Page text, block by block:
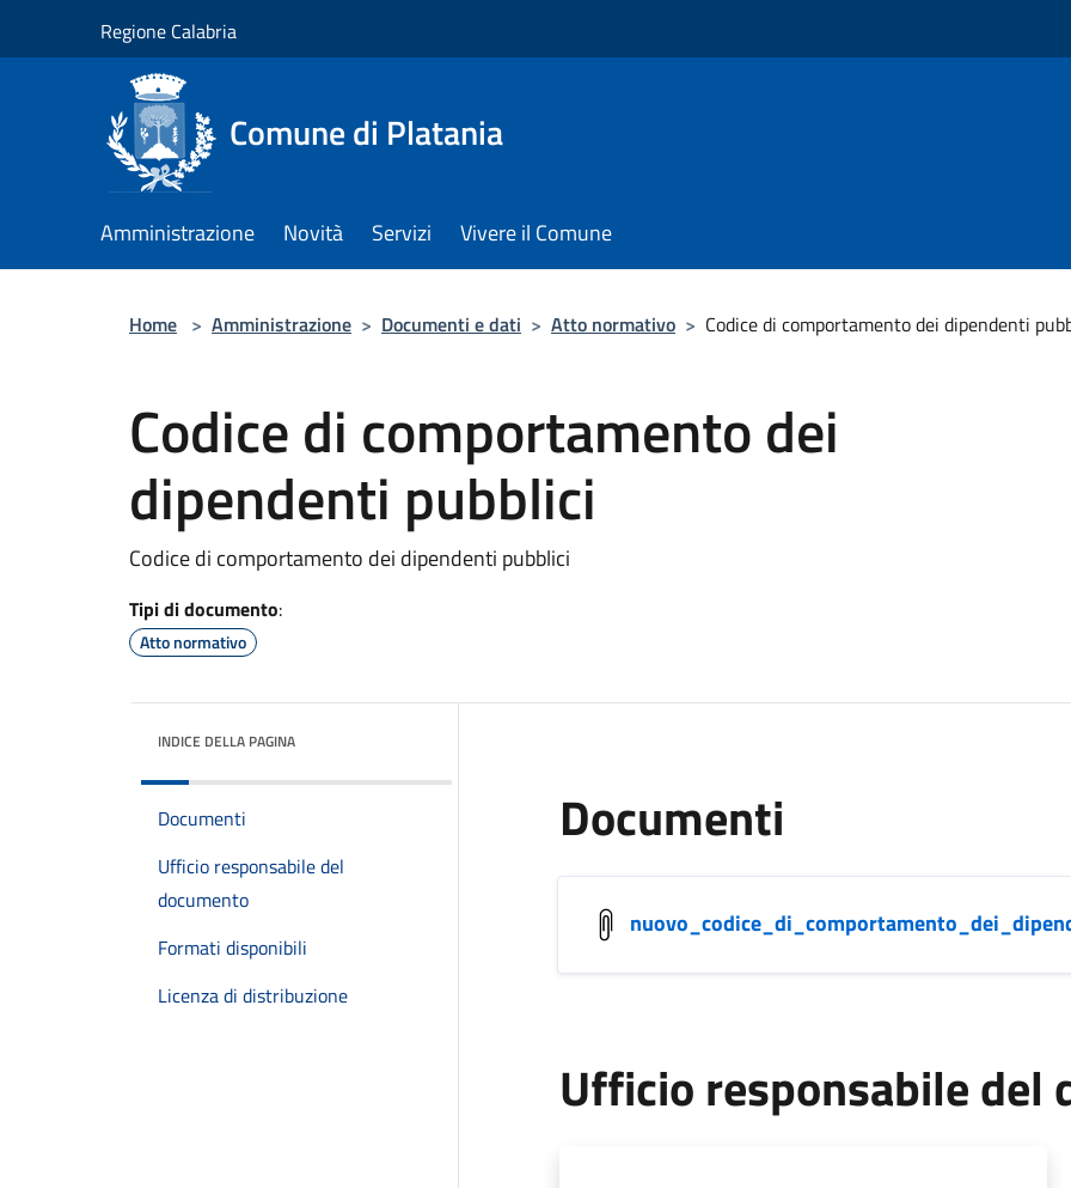
Regione Calabria
Comune di Platania
Amministrazione Novità Servizi Vivere il Comune
Home > Amministrazione > Documenti e dati > Atto normativo > Codice di comportamento dei dipendenti
Codice di comportamento dei
dipendenti pubblici
Codice di comportamento dei dipendenti pubblici
Tipi di documento:
Atto normativo
INDICE DELLA PAGINA
Documenti
Ufficio responsabile del
documento
Formati disponibili
Licenza di distribuzione
Documenti
Ufficio responsabile del